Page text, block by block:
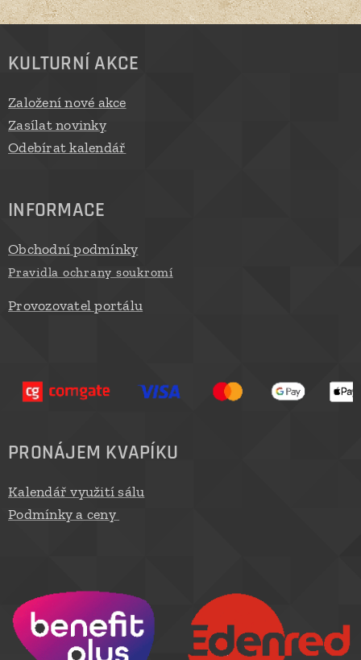
KULTURNÍ AKCE
Založení nové akce
Zasílat novinky
Odebírat kalendář
INFORMACE
Obchodní podmínky
Pravidla ochrany soukromí
Provozovatel portálu
PRONÁJEM KVAPÍKU
Kalendář využití sálu
Podmínky a ceny